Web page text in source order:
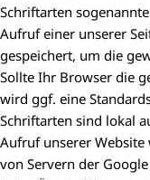
Schriftarten
Aufruf einer unserer
gespeichert, um die
Sollte Ihr Browser die
wird ggf. eine
Schriftarten sind lokal
Aufruf unserer
von Servern der